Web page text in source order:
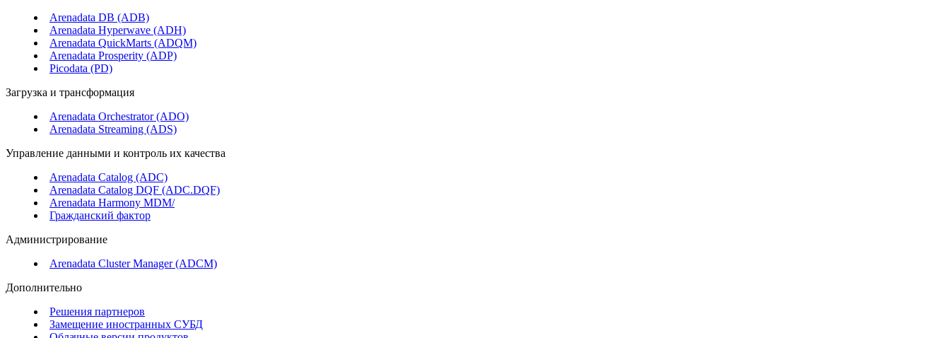
Arenadata DB (ADB)
Arenadata Hyperwave (ADH)
Arenadata QuickMarts (ADQM)
Arenadata Prosperity (ADP)
Picodata (PD)
Загрузка и трансформация
Arenadata Orchestrator (ADO)
Arenadata Streaming (ADS)
Управление данными и контроль их качества
Arenadata Catalog (ADC)
Arenadata Catalog DQF (ADС.DQF)
Arenadata Harmony MDM/
Гражданский фактор
Администрирование
Arenadata Cluster Manager (ADCM)
Дополнительно
Решения партнеров
Замещение иностранных СУБД